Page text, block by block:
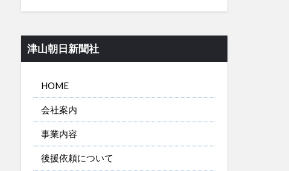
津山朝日新聞社
HOME
会社案内
事業内容
後援依頼について